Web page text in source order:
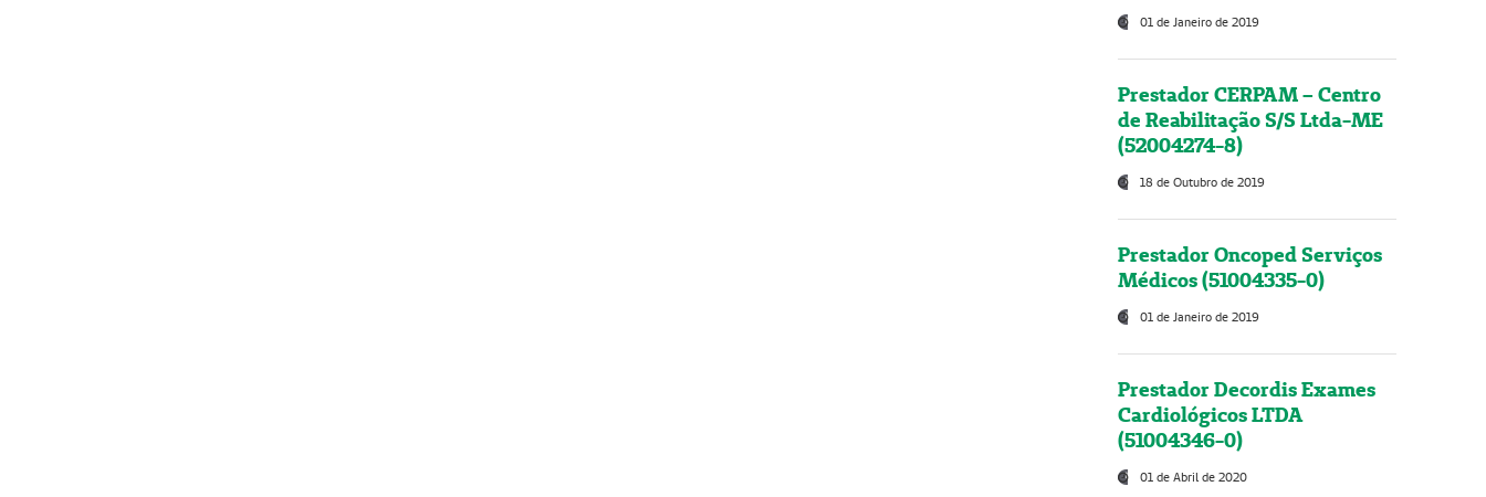
01 de Janeiro de 2019
Prestador CERPAM – Centro
de Reabilitação S/S Ltda-ME
(52004274-8)
18 de Outubro de 2019
Prestador Oncoped Serviços
Médicos (51004335-0)
01 de Janeiro de 2019
Prestador Decordis Exames
Cardiológicos LTDA
(51004346-0)
01 de Abril de 2020